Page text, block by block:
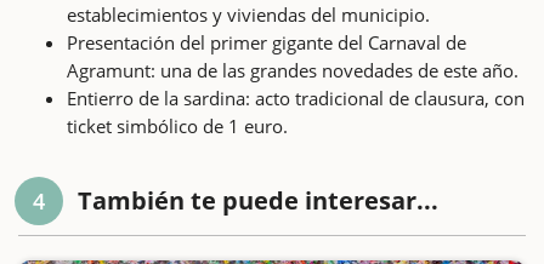
establecimientos y viviendas del municipio.
Presentación del primer gigante del Carnaval de
Agramunt: una de las grandes novedades de este año.
Entierro de la sardina: acto tradicional de clausura, con
ticket simbólico de 1 euro.
4 También te puede interesar...